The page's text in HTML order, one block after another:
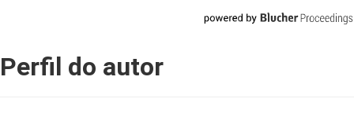
Perfil do autor